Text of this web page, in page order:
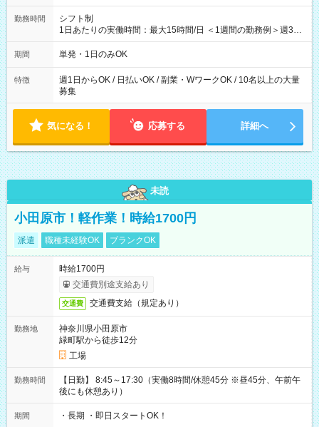
勤務時間
シフト制
1日あたりの実働時間：最大15時間/日 ＜1週間の勤務例＞週3回
勤務 勤務：月・水・金 休み：火・木・土・日 好きな時にお仕事
可能です！ ※1日あたりの最大実働時間は日勤、夜勤共に勤務し
期間 単発・1日のみOK
特徴
週1日からOK / 日払いOK / 副業・WワークOK / 10名以上の大量
募集
気になる！ 応募する 詳細へ
未読
小田原市！軽作業！時給1700円
派遣 職種未経験OK ブランクOK
給与
時給1700円
交通費別途支給あり
交通費 交通費支給（規定あり）
勤務地
神奈川県小田原市
緑町駅から徒歩12分
工場
勤務時間
【日勤】 8:45～17:30（実働8時間/休憩45分 ※昼45分、午前午
後にも休憩あり）
期間 ・長期 ・即日スタートOK！